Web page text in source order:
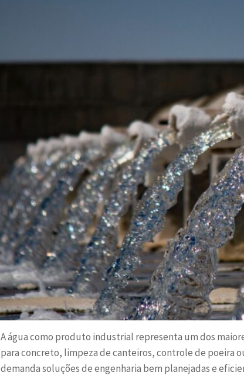
A água como produto industrial representa um dos
para concreto, limpeza de canteiros, controle de poeira
demanda soluções de engenharia bem planejadas e